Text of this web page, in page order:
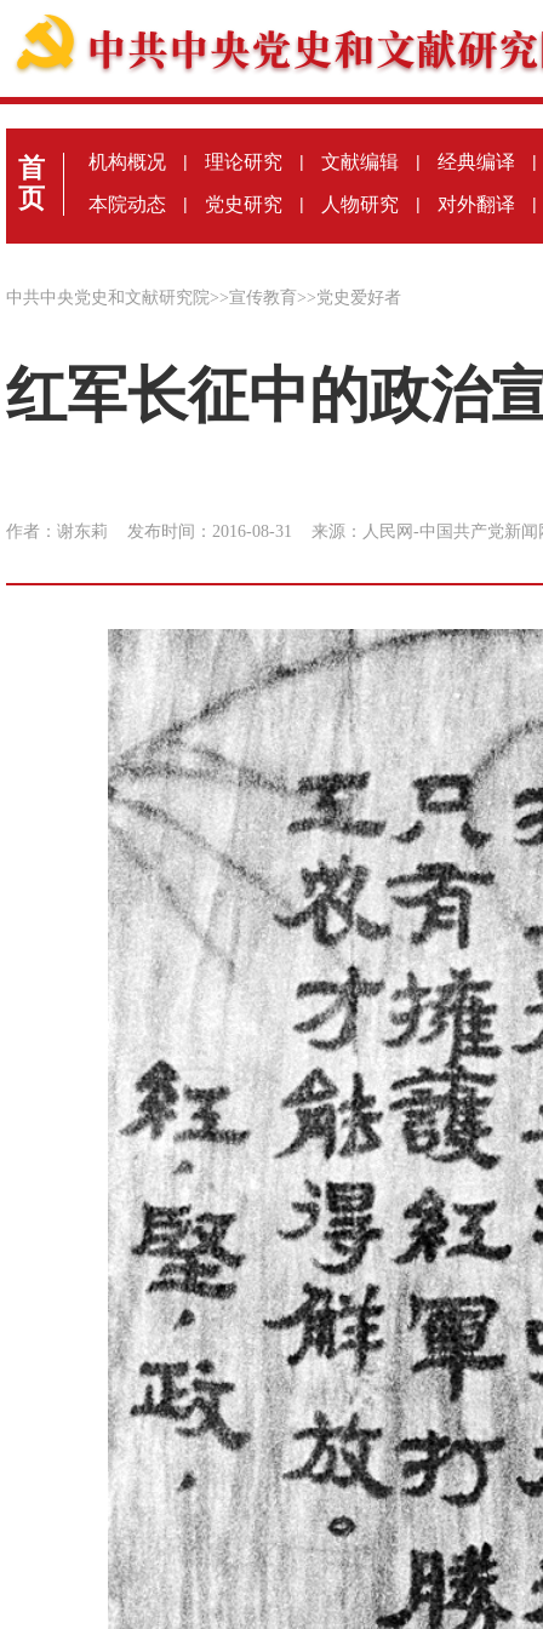
首
页
机构概况 | 理论研究 | 文献编辑 | 经典编译 |
本院动态 | 党史研究 | 人物研究 | 对外翻译 |
中共中央党史和文献研究院>>宣传教育 >>党史爱好者
红军长征中的政治
作者：谢东莉 发布时间：2016-08-31 来源： 人民网-中国共产党新闻